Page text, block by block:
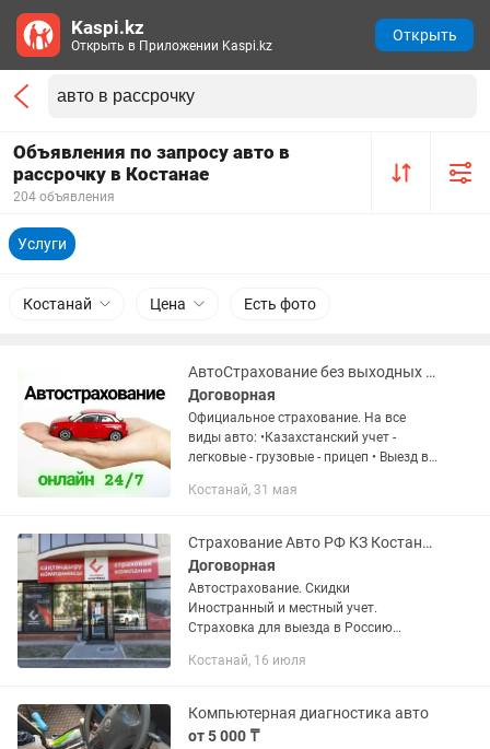
Объявления по запросу авто в
рассрочку в Костанае
204 объявления
Услуги
Костанай Цена Есть фото
АвтоСтрахование без выходных АвтоСтраховка грузовые легковые прицепы
Договорная
Официальное страхование. На все
виды авто: •Казахстанский учет -
легковые - грузовые - прицеп • Выезд в
Страхование ТОО - Нерезиденты: •
Костанай, 31 мая
Страхование Авто РФ КЗ Костанай без переплат
Договорная
Автострахование. Скидки
Иностранный и местный учет.
Страховка для выезда в Россию
Костанай, 16 июля
Компьютерная диагностика авто
от 5 000 ₸
Kaspi.kz
Открыть в Приложении Kaspi.kz
Открыть